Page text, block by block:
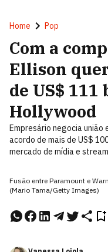
Home Pop
Com a
Ellison
de US$
Hollywood
Empresário negocia união
acordo de mais de US$
mercado de mídia e
Fusão entre Paramount e
(Mario Tama/Getty Images)